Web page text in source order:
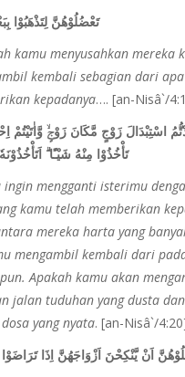
تَعْضُلُوْهُنَّ لِتَذْهَبُوْا
kamu menyusahkan mereka
kembali sebagian dari
kepadanya…. [an-Nisâ`/
اسْتِبْدَالَ زَوْجٍ مَّكَانَ زَوْجٍۙ وَّاٰتَيْتُمْ
تَأْخُذُوْا مِنْهُ شَيْـًٔا ۗ اَتَأْخُذُوْنَهٗ
ingin mengganti isterimu
kamu telah memberikan
mereka harta yang
mengambil kembali dari
Apakah kamu akan
jalan tuduhan yang dusta
yang nyata. [an-Nisâ`/